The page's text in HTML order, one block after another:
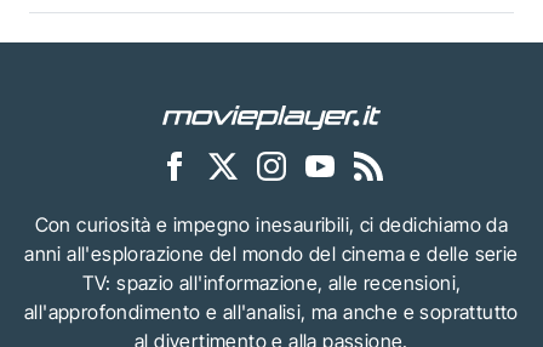
Con curiosità e impegno inesauribili, ci dedichiamo da
anni all'esplorazione del mondo del cinema e delle serie
TV: spazio all'informazione, alle recensioni,
all'approfondimento e all'analisi, ma anche e soprattutto
al divertimento e alla passione.